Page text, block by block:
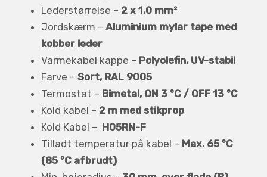
Lederstørrelse – 2 x 1,0 mm²
Jordskærm – Aluminium mylar tape med
kobber leder
Varmekabel kappe – Polyolefin, UV-stabil
Farve – Sort, RAL 9005
Termostat – Bimetal, ON 3 °C / OFF 13 °C
Kold kabel – 2 m med stikprop
Kold Kabel – H05RN-F
Tilladt temperatur på kabel – Max. 65 °C
(85 °C afbrudt)